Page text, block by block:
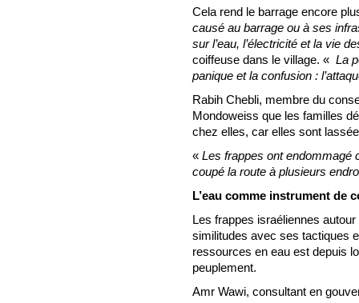
Cela rend le barrage encore
causé au barrage ou à ses
sur l’eau, l’électricité et la vie
coiffeuse dans le village. « La
panique et la confusion :
Rabih Chebli, membre du
Mondoweiss que les familles
chez elles, car elles sont
« Les frappes ont endommagé
coupé la route à plusieurs
L’eau comme instrument de
Les frappes israéliennes
similitudes avec ses tactiques
ressources en eau est depuis
peuplement.
Amr Wawi, consultant en